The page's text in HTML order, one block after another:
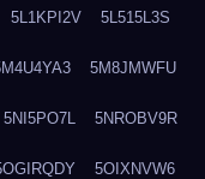
5L1KPI2V 5L515L3S
5M8JMWFU
5NI5PO7L 5NROBV9R
5OIXNVW6